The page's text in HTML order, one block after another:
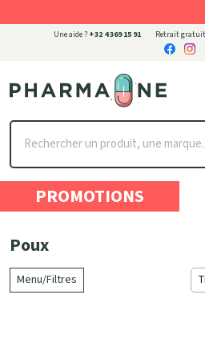
Une aide ? +32 4 369 15 91 Retrait gratuit
Pharmaone Votre pharmacie en
PROMOTIONS
Poux
Menu/Filtres